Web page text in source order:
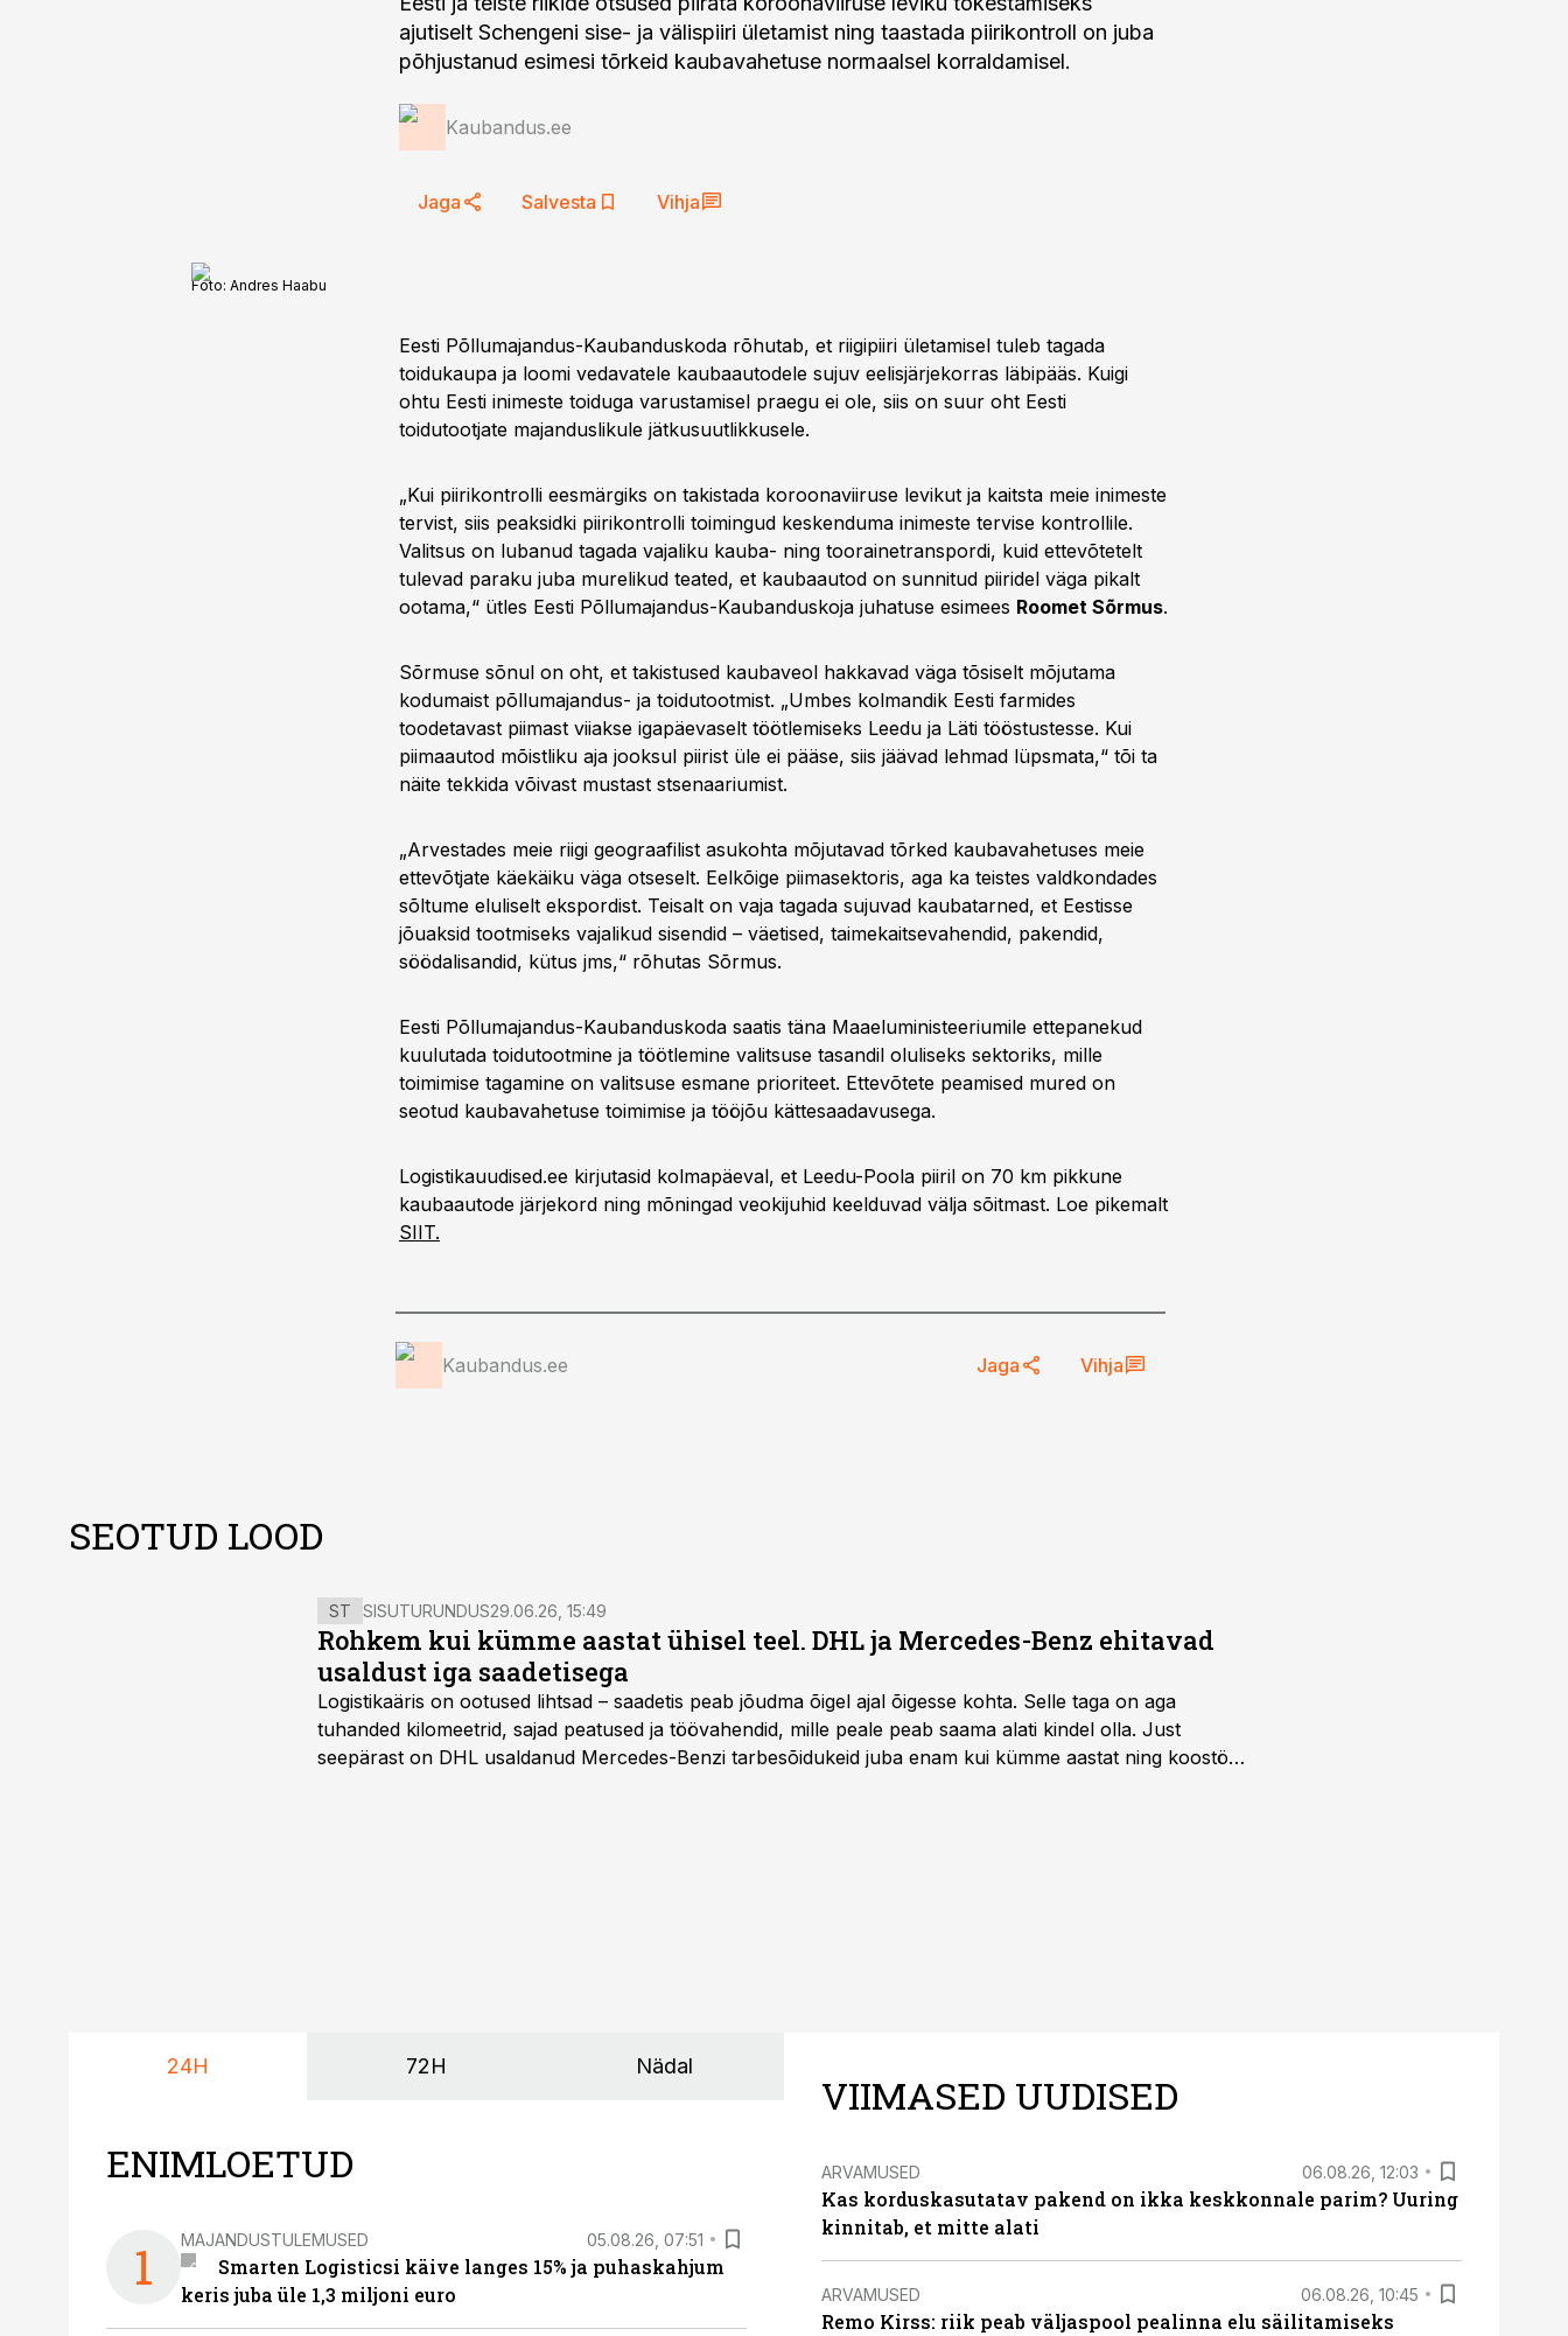
ajutiselt Schengeni sise- ja välispiiri ületamist ning taastada piirikontroll on juba
põhjustanud esimesi tõrkeid kaubavahetuse normaalsel korraldamisel.
Kaubandus.ee
Jaga Salvesta Vihja
Foto: Andres Haabu
Eesti Põllumajandus-Kaubanduskoda rõhutab, et riigipiiri ületamisel tuleb tagada
toidukaupa ja loomi vedavatele kaubaautodele sujuv eelisjärjekorras läbipääs. Kuigi
ohtu Eesti inimeste toiduga varustamisel praegu ei ole, siis on suur oht Eesti
toidutootjate majanduslikule jätkusuutlikkusele.
„Kui piirikontrolli eesmärgiks on takistada koroonaviiruse levikut ja kaitsta meie inimeste
tervist, siis peaksidki piirikontrolli toimingud keskenduma inimeste tervise kontrollile.
Valitsus on lubanud tagada vajaliku kauba- ning toorainetranspordi, kuid ettevõtetelt
tulevad paraku juba murelikud teated, et kaubaautod on sunnitud piiridel väga pikalt
ootama,“ ütles Eesti Põllumajandus-Kaubanduskoja juhatuse esimees Roomet Sõrmus.
Sõrmuse sõnul on oht, et takistused kaubaveol hakkavad väga tõsiselt mõjutama
kodumaist põllumajandus- ja toidutootmist. „Umbes kolmandik Eesti farmides
toodetavast piimast viiakse igapäevaselt töötlemiseks Leedu ja Läti tööstustesse. Kui
piimaautod mõistliku aja jooksul piirist üle ei pääse, siis jäävad lehmad lüpsmata,“ tõi ta
näite tekkida võivast mustast stsenaariumist.
„Arvestades meie riigi geograafilist asukohta mõjutavad tõrked kaubavahetuses meie
ettevõtjate käekäiku väga otseselt. Eelkõige piimasektoris, aga ka teistes valdkondades
sõltume eluliselt ekspordist. Teisalt on vaja tagada sujuvad kaubatarned, et Eestisse
jõuaksid tootmiseks vajalikud sisendid – väetised, taimekaitsevahendid, pakendid,
söödalisandid, kütus jms,“ rõhutas Sõrmus.
Eesti Põllumajandus-Kaubanduskoda saatis täna Maaeluministeeriumile ettepanekud
kuulutada toidutootmine ja töötlemine valitsuse tasandil oluliseks sektoriks, mille
toimimise tagamine on valitsuse esmane prioriteet. Ettevõtete peamised mured on
seotud kaubavahetuse toimimise ja tööjõu kättesaadavusega.
Logistikauudised.ee kirjutasid kolmapäeval, et Leedu-Poola piiril on 70 km pikkune
kaubaautode järjekord ning mõningad veokijuhid keelduvad välja sõitmast. Loe pikemalt
SIIT.
Kaubandus.ee Jaga Vihja
SEOTUD LOOD
ST SISUTURUNDUS29.06.26, 15:49
Rohkem kui kümme aastat ühisel teel. DHL ja Mercedes-Benz ehitavad
usaldust iga saadetisega
Logistikaäris on ootused lihtsad – saadetis peab jõudma õigel ajal õigesse kohta. Selle taga on aga
tuhanded kilomeetrid, sajad peatused ja töövahendid, mille peale peab saama alati kindel olla. Just
seepärast on DHL usaldanud Mercedes-Benzi tarbesõidukeid juba enam kui kümme aastat ning koostöö
24H 72H Nädal
ENIMLOETUD
1 MAJANDUSTULEMUSED 05.08.26, 07:51
Smarten Logisticsi käive langes 15% ja puhaskahjum
keris juba üle 1,3 miljoni euro
VIIMASED UUDISED
ARVAMUSED 06.08.26, 12:03
Kas korduskasutatav pakend on ikka keskkonnale parim? Uuring
kinnitab, et mitte alati
ARVAMUSED 06.08.26, 10:45
Remo Kirss: riik peab väljaspool pealinna elu säilitamiseks